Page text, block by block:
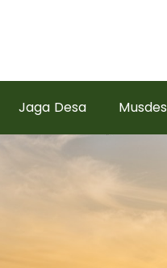
Jaga Desa Musdes